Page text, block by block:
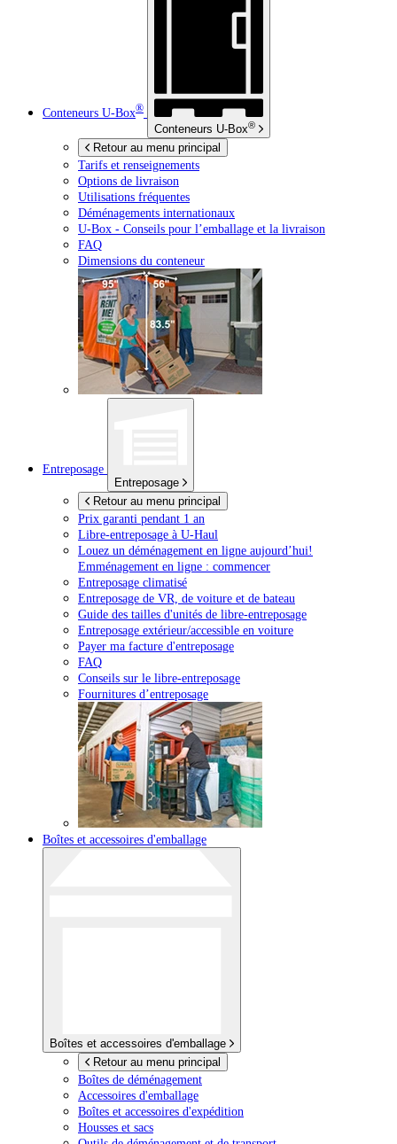
Conteneurs U-Box®
Conteneurs U-Box®
Retour au menu principal
Tarifs et renseignements
Options de livraison
Utilisations fréquentes
Déménagements internationaux
U-Box - Conseils pour l’emballage et la livraison
FAQ
Dimensions du conteneur
Entreposage
Entreposage
Retour au menu principal
Prix garanti pendant 1 an
Libre-entreposage à U-Haul
Louez un déménagement en ligne aujourd’hui!
Emménagement en ligne : commencer
Entreposage climatisé
Entreposage de VR, de voiture et de bateau
Guide des tailles d'unités de libre-entreposage
Entreposage extérieur/accessible en voiture
Payer ma facture d'entreposage
FAQ
Conseils sur le libre-entreposage
Fournitures d’entreposage
Boîtes et accessoires d'emballage
Boîtes et accessoires d'emballage
Retour au menu principal
Boîtes de déménagement
Accessoires d'emballage
Boîtes et accessoires d'expédition
Housses et sacs